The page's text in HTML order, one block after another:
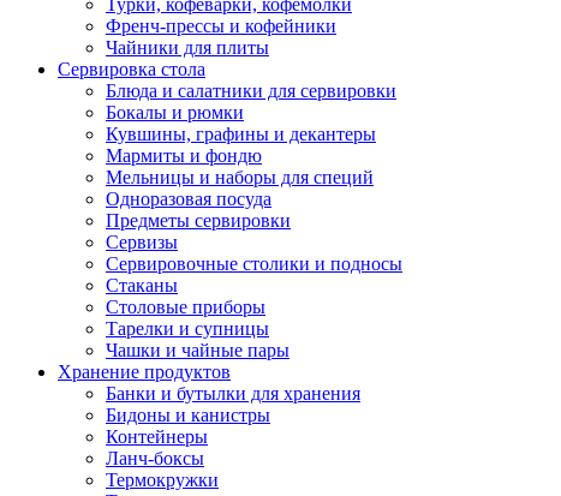
Турки, кофеварки, кофемолки
Френч-прессы и кофейники
Чайники для плиты
Сервировка стола
Блюда и салатники для сервировки
Бокалы и рюмки
Кувшины, графины и декантеры
Мармиты и фондю
Мельницы и наборы для специй
Одноразовая посуда
Предметы сервировки
Сервизы
Сервировочные столики и подносы
Стаканы
Столовые приборы
Тарелки и супницы
Чашки и чайные пары
Хранение продуктов
Банки и бутылки для хранения
Бидоны и канистры
Контейнеры
Ланч-боксы
Термокружки